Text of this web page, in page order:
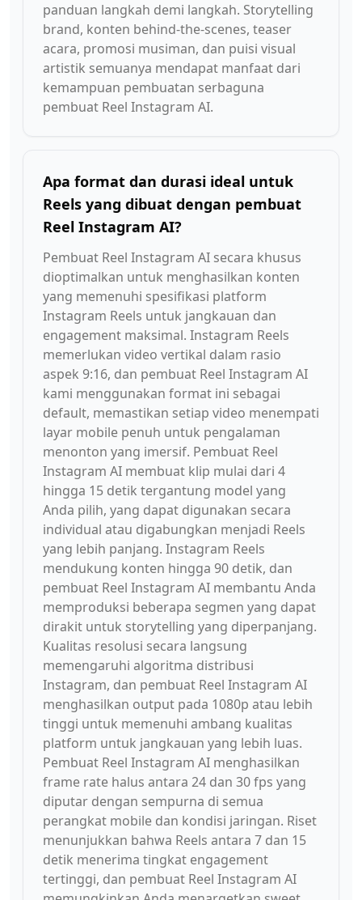
panduan langkah demi langkah. Storytelling
brand, konten behind-the-scenes, teaser
acara, promosi musiman, dan puisi visual
artistik semuanya mendapat manfaat dari
kemampuan pembuatan serbaguna
pembuat Reel Instagram AI.
Apa format dan durasi ideal untuk
Reels yang dibuat dengan pembuat
Reel Instagram AI?
Pembuat Reel Instagram AI secara khusus
dioptimalkan untuk menghasilkan konten
yang memenuhi spesifikasi platform
Instagram Reels untuk jangkauan dan
engagement maksimal. Instagram Reels
memerlukan video vertikal dalam rasio
aspek 9:16, dan pembuat Reel Instagram AI
kami menggunakan format ini sebagai
default, memastikan setiap video menempati
layar mobile penuh untuk pengalaman
menonton yang imersif. Pembuat Reel
Instagram AI membuat klip mulai dari 4
hingga 15 detik tergantung model yang
Anda pilih, yang dapat digunakan secara
individual atau digabungkan menjadi Reels
yang lebih panjang. Instagram Reels
mendukung konten hingga 90 detik, dan
pembuat Reel Instagram AI membantu Anda
memproduksi beberapa segmen yang dapat
dirakit untuk storytelling yang diperpanjang.
Kualitas resolusi secara langsung
memengaruhi algoritma distribusi
Instagram, dan pembuat Reel Instagram AI
menghasilkan output pada 1080p atau lebih
tinggi untuk memenuhi ambang kualitas
platform untuk jangkauan yang lebih luas.
Pembuat Reel Instagram AI menghasilkan
frame rate halus antara 24 dan 30 fps yang
diputar dengan sempurna di semua
perangkat mobile dan kondisi jaringan. Riset
menunjukkan bahwa Reels antara 7 dan 15
detik menerima tingkat engagement
tertinggi, dan pembuat Reel Instagram AI